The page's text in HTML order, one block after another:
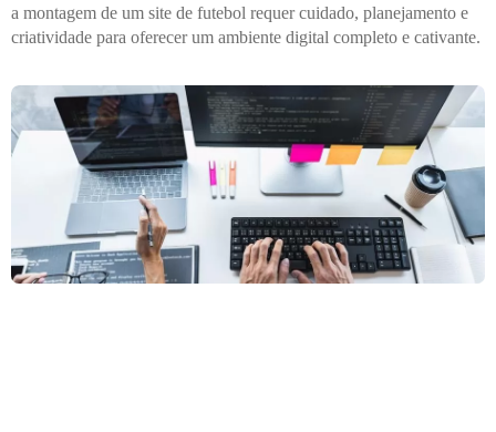
a montagem de um site de futebol requer cuidado, planejamento e
criatividade para oferecer um ambiente digital completo e cativante.